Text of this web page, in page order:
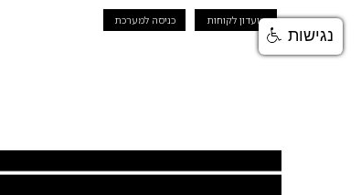
מועדון לקוחות כניסה למערכת
נגישות